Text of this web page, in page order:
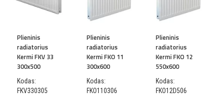
Plieninis
radiatorius
Kermi FKV 33
300x500
Kodas:
FKV330305
Plieninis
radiatorius
Kermi FKO 11
300x600
Kodas:
FKO110306
Plieninis
radiatorius
Kermi FKO 12
550x600
Kodas:
FKO12D506